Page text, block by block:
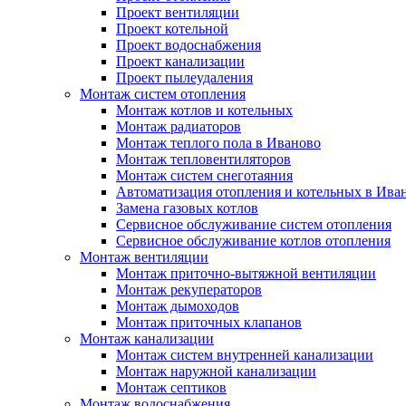
Проект вентиляции
Проект котельной
Проект водоснабжения
Проект канализации
Проект пылеудаления
Монтаж систем отопления
Монтаж котлов и котельных
Монтаж радиаторов
Монтаж теплого пола в Иваново
Монтаж тепловентиляторов
Монтаж систем снеготаяния
Автоматизация отопления и котельных в
Замена газовых котлов
Сервисное обслуживание систем отопления
Сервисное обслуживание котлов отопления
Монтаж вентиляции
Монтаж приточно-вытяжной вентиляции
Монтаж рекуператоров
Монтаж дымоходов
Монтаж приточных клапанов
Монтаж канализации
Монтаж систем внутренней канализации
Монтаж наружной канализации
Монтаж септиков